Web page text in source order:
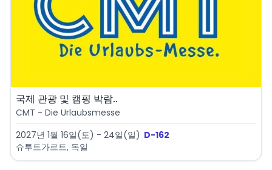
국제 관광 및 캠핑 박람..
CMT - Die Urlaubsmesse
2027년 1월 16일(토) - 24일(일) D-162
슈투트가르트, 독일